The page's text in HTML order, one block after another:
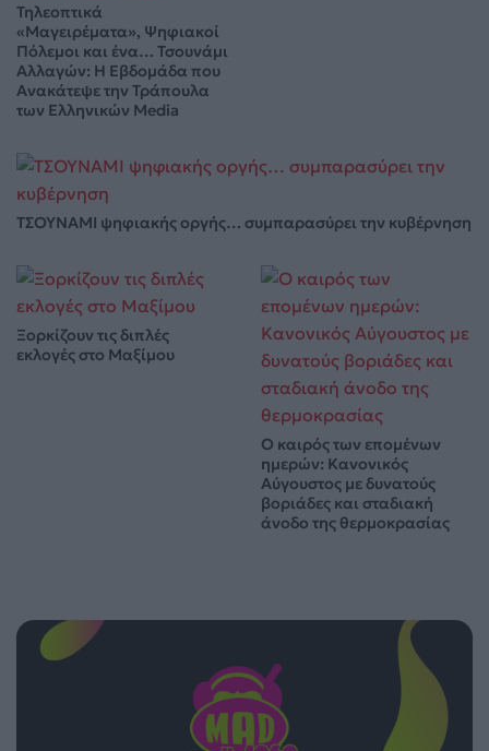
Τηλεοπτικά
«Μαγειρέματα», Ψηφιακοί
Πόλεμοι και ένα… Τσουνάμι
Αλλαγών: Η Εβδομάδα που
Ανακάτεψε την Τράπουλα
των Ελληνικών Media
ΤΣΟΥΝΑΜΙ ψηφιακής οργής… συμπαρασύρει την κυβέρνηση
Ξορκίζουν τις διπλές
εκλογές στο Μαξίμου
Ο καιρός των επομένων
ημερών: Κανονικός
Αύγουστος με δυνατούς
βοριάδες και σταδιακή
άνοδο της θερμοκρασίας